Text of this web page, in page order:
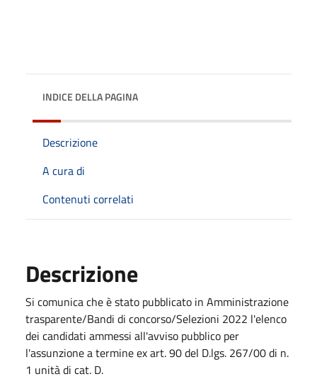
INDICE DELLA PAGINA
Descrizione
A cura di
Contenuti correlati
Descrizione
Si comunica che è stato pubblicato in Amministrazione
trasparente/Bandi di concorso/Selezioni 2022 l'elenco
dei candidati ammessi all'avviso pubblico per
l'assunzione a termine ex art. 90 del D.lgs. 267/00 di n.
1 unità di cat. D.